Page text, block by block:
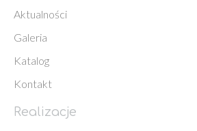
Aktualności
Galeria
Katalog
Kontakt
Realizacje